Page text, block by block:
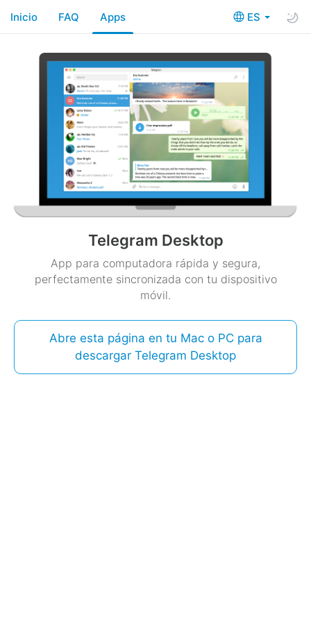
ES
Inicio FAQ Apps
Telegram Desktop
App para computadora rápida y segura,
perfectamente sincronizada con tu dispositivo
móvil.
Abre esta página en tu Mac o PC para
descargar Telegram Desktop